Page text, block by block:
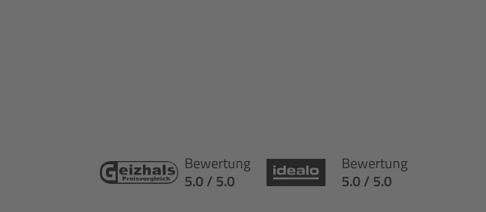
Bewertung
5.0 / 5.0
Bewertung
5.0 / 5.0